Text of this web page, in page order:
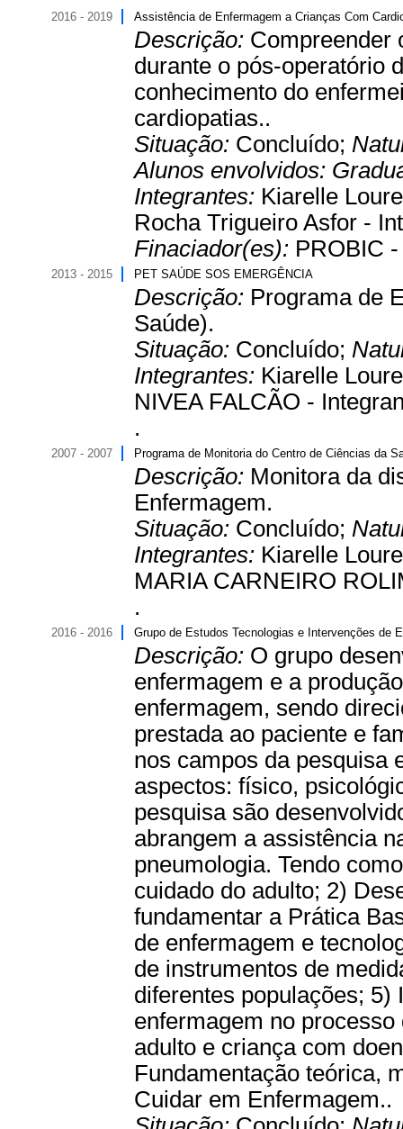
2016 - 2019 Assistência de Enfermagem a Crianças Com
Descrição: Compreender
durante o pós-operatório
conhecimento do
cardiopatias..
Situação: Concluído;
Alunos envolvidos:
Integrantes: Kiarelle
Rocha Trigueiro Asfor -
Finaciador(es): PROBIC
2013 - 2015 PET SAÚDE SOS EMERGÊNCIA
Descrição: Programa de
Saúde).
Situação: Concluído;
Integrantes: Kiarelle
NIVEA FALCÃO -
.
2007 - 2007 Programa de Monitoria do Centro de Ciências da
Descrição: Monitora da
Enfermagem.
Situação: Concluído;
Integrantes: Kiarelle
MARIA CARNEIRO
.
2016 - 2016 Grupo de Estudos Tecnologias e Intervenções de
Descrição: O grupo
enfermagem e a
enfermagem, sendo
prestada ao paciente e
nos campos da pesquisa
aspectos: físico,
pesquisa são
abrangem a assistência
pneumologia. Tendo
cuidado do adulto; 2)
fundamentar a Prática
de enfermagem e
de instrumentos de
diferentes populações; 5)
enfermagem no
adulto e criança com
Fundamentação teórica,
Cuidar em Enfermagem..